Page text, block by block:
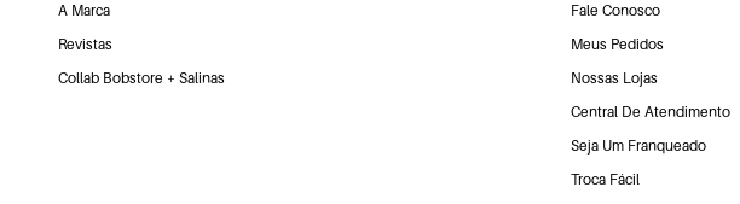
A Marca
Revistas
Collab Bobstore + Salinas
Fale Conosco
Meus Pedidos
Nossas Lojas
Central De Atendimento
Seja Um Franqueado
Troca Fácil